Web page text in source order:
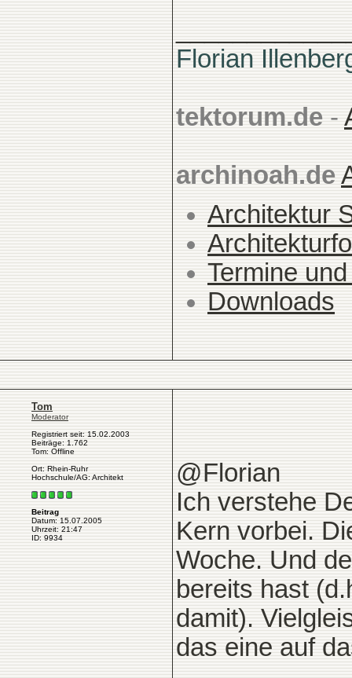
Florian
tektorum.de -
archinoah.de
Architektur
Termine
Downloads
Tom
Moderator
Registriert seit: 15.02.2003
Beiträge: 1.762
Tom: Offline
Ort: Rhein-Ruhr
Hochschule/AG: Architekt
Beitrag
Datum: 15.07.2005
Uhrzeit: 21:47
ID: 9934
@Florian
Ich verstehe
Kern vorbei.
Woche. Und
bereits hast
damit).
das eine auf